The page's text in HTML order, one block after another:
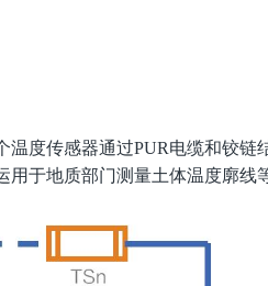
度传感器通过PUR电缆和铰链
于地质部门测量土体温度廓线